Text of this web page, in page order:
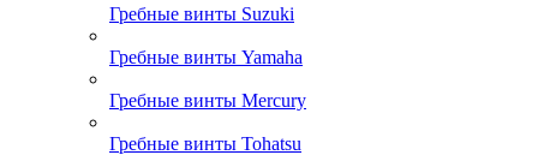
Гребные винты Suzuki
Гребные винты Yamaha
Гребные винты Mercury
Гребные винты Tohatsu